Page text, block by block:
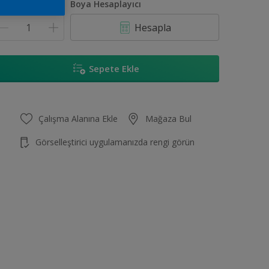
Boya Hesaplayıcı
Hesapla
Sepete Ekle
Çalışma Alanına Ekle Mağaza Bul
Görselleştirici uygulamanızda rengi görün